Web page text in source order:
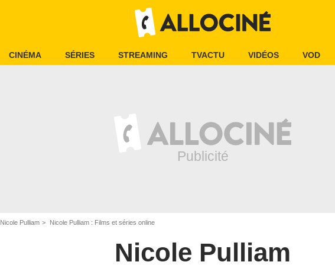
CINÉMA SÉRIES STREAMING TVACTU VIDÉOS VOD
Nicole Pulliam Nicole Pulliam : Films et séries online
Nicole Pulliam